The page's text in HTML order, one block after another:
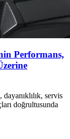
Performans,
servis
doğrultusunda